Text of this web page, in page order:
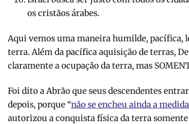
os cristãos árabes.
Aqui vemos uma maneira humilde, pacífica,
terra. Além da pacífica aquisição de terras,
claramente a ocupação da terra, mas
Foi dito a Abrão que seus descendentes
depois, porque “não se encheu ainda a
autorizou a conquista física da terra